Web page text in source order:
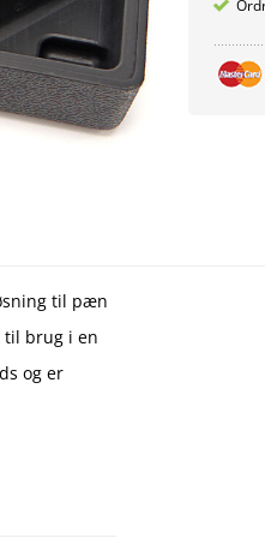
til pæn
til brug i en
og er